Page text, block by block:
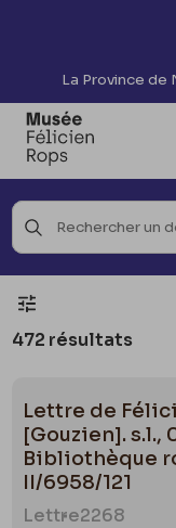
Accèder
La Province de
472 résultats
Lettre de
[Gouzien].
Bibliothèque
II/6958/121
Lettre2268